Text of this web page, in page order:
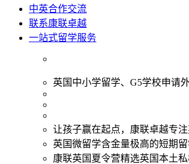
中英合作交流
联系康联卓越
一站式留学服务
英国中小学留学、G5学校申请
让孩子赢在起点，康联卓越专
英国微留学含金量极高的短期留
康联英国夏令营精选英国本土